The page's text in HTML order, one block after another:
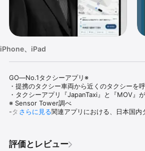
iPhone、iPad
GO―No.1タクシーアプリ※
・提携のタクシー車両から近くのタクシーを
・タクシーアプリ『JapanTaxi』と『MOV』
※ Sensor Tower調べ
-タクシー配車関連アプリにおける、日本国内
1．タクシーに、より早く乗れる
さらに見る
評価とレビュー